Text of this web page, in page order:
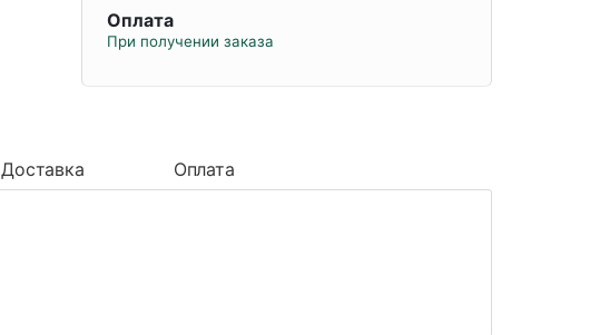
Оплата
При получении заказа
Доставка Оплата